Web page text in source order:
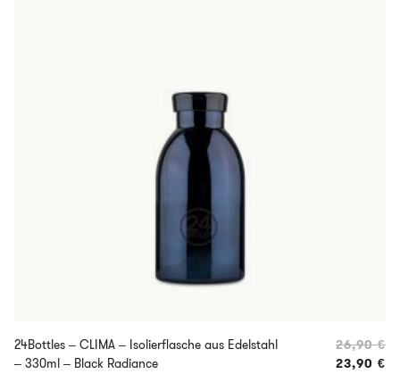
24Bottles – CLIMA – Isolierflasche aus Edelstahl
– 330ml – Black Radiance
26,90€
23,90 €